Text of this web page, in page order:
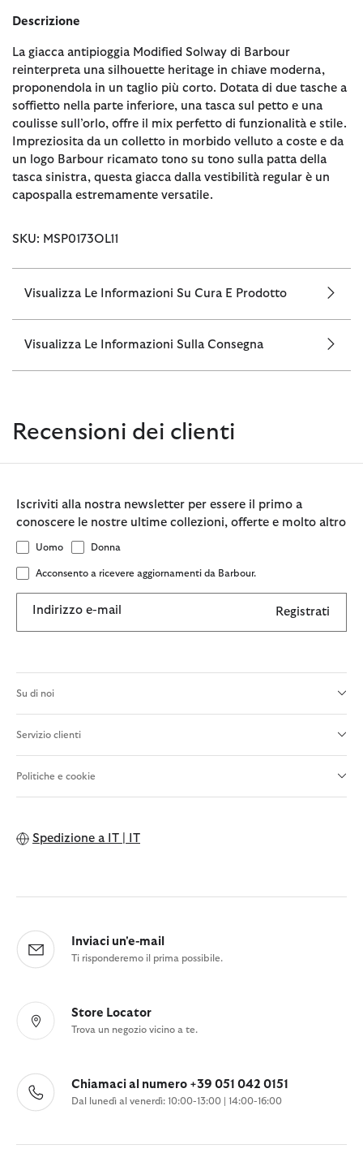
Descrizione
La giacca antipioggia Modified Solway di Barbour
reinterpreta una silhouette heritage in chiave moderna,
proponendola in un taglio più corto. Dotata di due tasche a
soffietto nella parte inferiore, una tasca sul petto e una
coulisse sull’orlo, offre il mix perfetto di funzionalità e stile.
Impreziosita da un colletto in morbido velluto a coste e da
un logo Barbour ricamato tono su tono sulla patta della
tasca sinistra, questa giacca dalla vestibilità regular è un
capospalla estremamente versatile.
SKU: MSP0173OL11
Visualizza Le Informazioni Su Cura E Prodotto
Visualizza Le Informazioni Sulla Consegna
Recensioni dei clienti
Iscriviti alla nostra newsletter per essere il primo a
conoscere le nostre ultime collezioni, offerte e molto altro
Uomo Donna
Acconsento a ricevere aggiornamenti da Barbour.
Indirizzo e-mail Registrati
Su di noi
Servizio clienti
Politiche e cookie
Spedizione a IT | IT
Inviaci un'e-mail
Ti risponderemo il prima possibile.
Store Locator
Trova un negozio vicino a te.
Chiamaci al numero +39 051 042 0151
Dal lunedì al venerdì: 10:00-13:00 | 14:00-16:00